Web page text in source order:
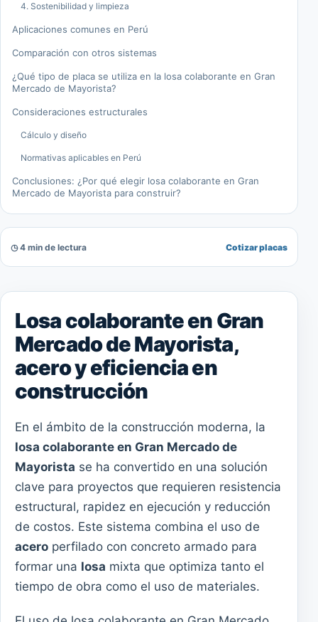
4. Sostenibilidad y limpieza
Aplicaciones comunes en Perú
Comparación con otros sistemas
¿Qué tipo de placa se utiliza en la losa colaborante en Gran
Mercado de Mayorista?
Consideraciones estructurales
Cálculo y diseño
Normativas aplicables en Perú
Conclusiones: ¿Por qué elegir losa colaborante en Gran
Mercado de Mayorista para construir?
◷ 4 min de lectura Cotizar placas
Losa colaborante en Gran
Mercado de Mayorista,
acero y eficiencia en
construcción
En el ámbito de la construcción moderna, la
losa colaborante en Gran Mercado de
Mayorista se ha convertido en una solución
clave para proyectos que requieren resistencia
estructural, rapidez en ejecución y reducción
de costos. Este sistema combina el uso de
acero perfilado con concreto armado para
formar una losa mixta que optimiza tanto el
tiempo de obra como el uso de materiales.